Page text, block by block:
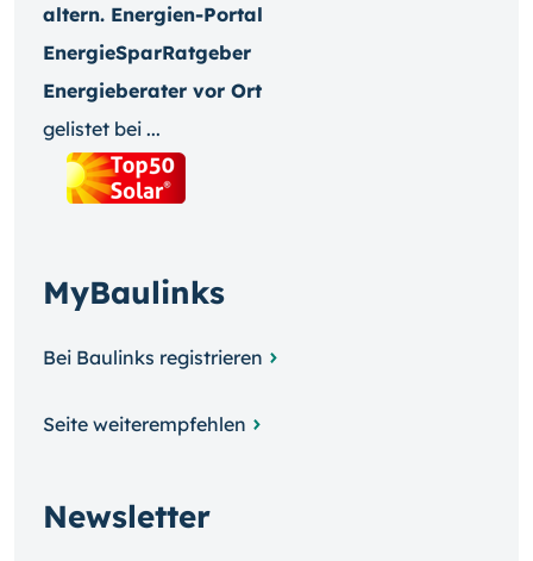
altern. Energien-Portal
EnergieSparRatgeber
Energieberater vor Ort
gelistet bei ...
MyBaulinks
Bei Baulinks registrieren
Seite weiterempfehlen
Newsletter